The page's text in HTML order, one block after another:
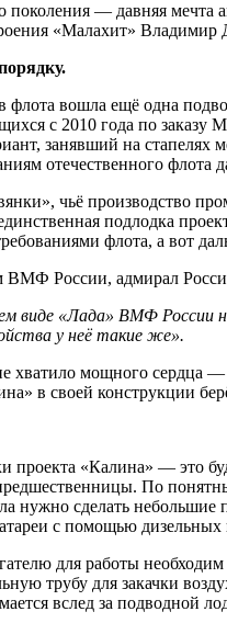
поколения — давняя мечта
«Малахит» Владимир
флота вошла ещё одна
с 2010 года по
занявший на стапелях
отечественного флота
чьё производство
подлодка
флота, а вот
ВМФ России, адмирал
виде «Лада» ВМФ России
у неё такие же».
хватило мощного сердца —
в своей конструкции
проекта «Калина» — это
По
нужно сделать небольшие
с помощью
для работы
трубу для закачки
вслед за подводной